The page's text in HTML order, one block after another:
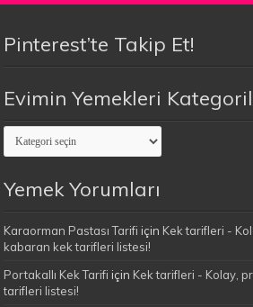
Pinterest’te Takip Et!
Evimin Yemekleri
Evimin
Yemekleri
Kategoriler
Yemek Yorumları
Karaorman Pastası Tarifi için Kek tarifleri -
kabaran kek tarifleri listesi!
Portakallı Kek Tarifi için Kek tarifleri - Kolay,
tarifleri listesi!